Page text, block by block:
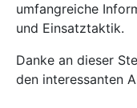
umfangreiche
und Einsatztaktik.
Danke an dieser
den interessanten